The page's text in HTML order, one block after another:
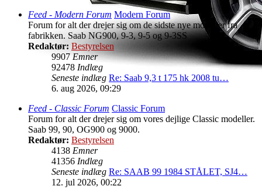
Feed - Modern Forum Modern Forum
Forum for alt der drejer sig om de sidste nye modeller fra
fabrikken. Saab NG900, 9-3, 9-5 og 9-3SS
Redaktør: Bestyrelsen
9907 Emner
92478 Indlæg
Seneste indlæg Re: Saab 9,3 t 175 hk 2008 tu…
6. aug 2026, 09:29
Feed - Classic Forum Classic Forum
Forum for alt der drejer sig om vores dejlige Classic modeller.
Saab 99, 90, OG900 og 9000.
Redaktør: Bestyrelsen
4138 Emner
41356 Indlæg
Seneste indlæg Re: SAAB 99 1984 STÅLET, SJ4…
12. jul 2026, 00:22